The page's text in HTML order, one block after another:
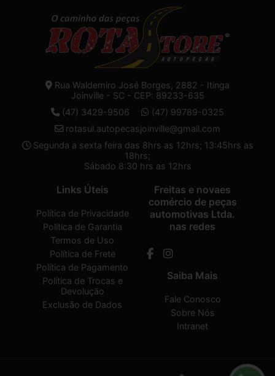
Rua Waldemiro José Borges, 2882 - Itinga
Joinville - SC - CEP: 89233-635
(47) 3429-9506
(47) 99789-0325
rotasul.autopecasjoinville@gmail.com
Segunda a sexta feira das 8hrs as 12hrs; 13:45hrs as
18hrs;
Sábado 8:30 hrs as 12hrs
Links Úteis
Política de Privacidade
Política de Garantia
Termos de Uso
Política de Frete
Política de Pagamento
Política de Trocas e
Devolução
Exclusão de Dados
Freitas e novaes
comércio de peças
automotivas Ltda.
nas redes
Saiba Mais
Fale Conosco
Sobre Nós
Intranet